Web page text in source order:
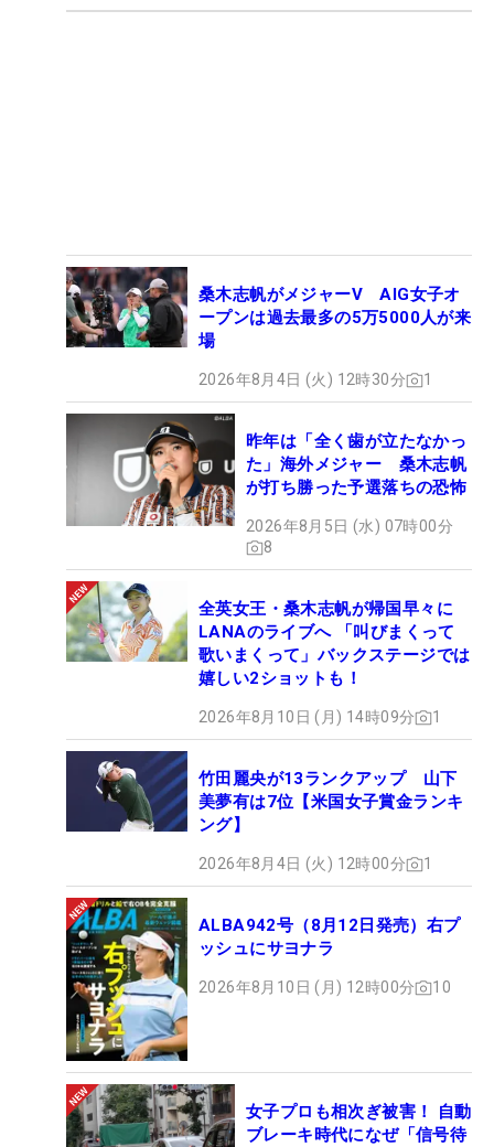
桑木志帆がメジャーV AIG女子オ
ープンは過去最多の5万5000人が来
場
2026年8月4日 (火) 12時30分 1
昨年は「全く歯が立たなかっ
た」海外メジャー 桑木志帆
が打ち勝った予選落ちの恐怖
2026年8月5日 (水) 07時00分
8
全英女王・桑木志帆が帰国早々に
LANAのライブへ 「叫びまくって
歌いまくって」バックステージでは
嬉しい2ショットも！
2026年8月10日 (月) 14時09分 1
竹田麗央が13ランクアップ 山下
美夢有は7位【米国女子賞金ランキ
ング】
2026年8月4日 (火) 12時00分 1
ALBA942号（8月12日発売）右プ
ッシュにサヨナラ
2026年8月10日 (月) 12時00分 10
女子プロも相次ぎ被害！ 自動
ブレーキ時代になぜ「信号待